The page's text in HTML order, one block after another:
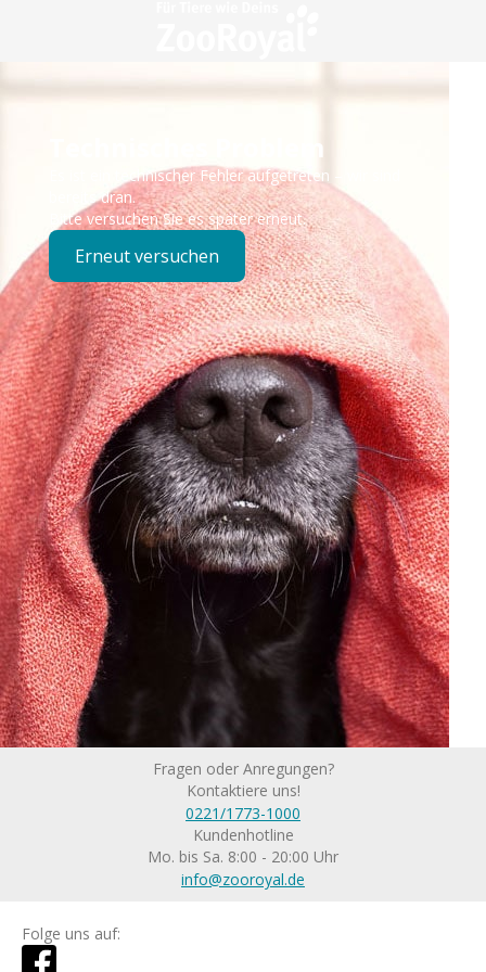
Technisches Problem
Es ist ein technischer Fehler aufgetreten – wir sind
bereits dran.
Bitte versuchen Sie es später erneut.
Erneut versuchen
Fragen oder Anregungen?
Kontaktiere uns!
0221/1773-1000
Kundenhotline
Mo. bis Sa. 8:00 - 20:00 Uhr
info@zooroyal.de
Folge uns auf: